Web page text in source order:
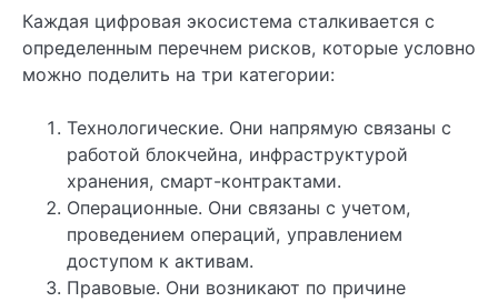
Каждая цифровая экосистема сталкивается с
определенным перечнем рисков, которые условно
можно поделить на три категории:
Технологические. Они напрямую связаны с
работой блокчейна, инфраструктурой
хранения, смарт-контрактами.
Операционные. Они связаны с учетом,
проведением операций, управлением
доступом к активам.
Правовые. Они возникают по причине